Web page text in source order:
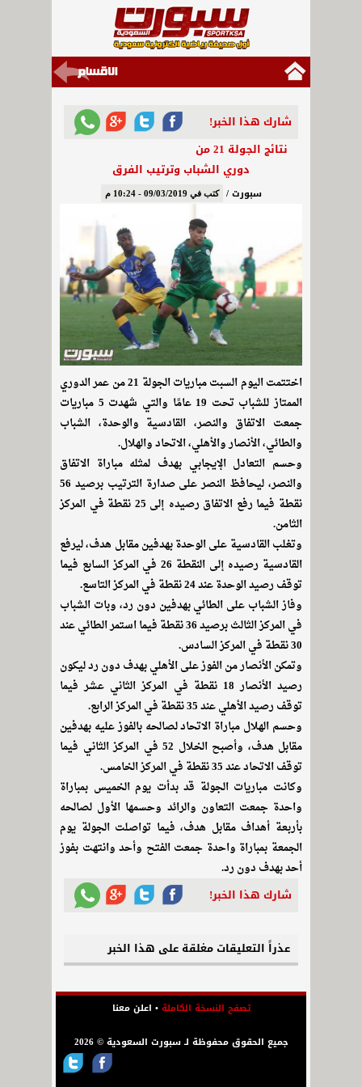
شارك هذا الخبر!
نتائج الجولة 21 من
دوري الشباب وترتيب الفرق
سبورت / كتب في 09/03/2019 - 10:24 م
اختتمت اليوم السبت مباريات الجولة 21 من عمر الدوري
الممتاز للشباب تحت 19 عامًا والتي شهدت 5 مباريات
جمعت الاتفاق والنصر، القادسية والوحدة، الشباب
والطائي، الأنصار والأهلي، الاتحاد والهلال.
وحسم التعادل الإيجابي بهدف لمثله مباراة الاتفاق
والنصر، ليحافظ النصر على صدارة الترتيب برصيد 56
نقطة فيما رفع الاتفاق رصيده إلى 25 نقطة في المركز
الثامن.
وتغلب القادسية على الوحدة بهدفين مقابل هدف، ليرفع
القادسية رصيده إلى النقطة 26 في المركز السابع فيما
توقف رصيد الوحدة عند 24 نقطة في المركز التاسع.
وفاز الشباب على الطائي بهدفين دون رد، وبات الشباب
في المركز الثالث برصيد 36 نقطة فيما استمر الطائي عند
30 نقطة في المركز السادس.
وتمكن الأنصار من الفوز على الأهلي بهدف دون رد ليكون
رصيد الأنصار 18 نقطة في المركز الثاني عشر فيما
توقف رصيد الأهلي عند 35 نقطة في المركز الرابع.
وحسم الهلال مباراة الاتحاد لصالحه بالفوز عليه بهدفين
مقابل هدف، وأصبح الخلال 52 في المركز الثاني فيما
توقف الاتحاد عند 35 نقطة في المركز الخامس.
وكانت مباريات الجولة قد بدأت يوم الخميس بمباراة
واحدة جمعت التعاون والرائد وحسمها الأول لصالحه
بأربعة أهداف مقابل هدف، فيما تواصلت الجولة يوم
الجمعة بمباراة واحدة جمعت الفتح وأحد وانتهت بفوز
أحد بهدف دون رد.
شارك هذا الخبر!
عذراً التعليقات مغلقة على هذا الخبر
تصفح النسخة الكاملة• اعلن معنا
جميع الحقوق محفوظة لـ سبورت السعودية © 2026